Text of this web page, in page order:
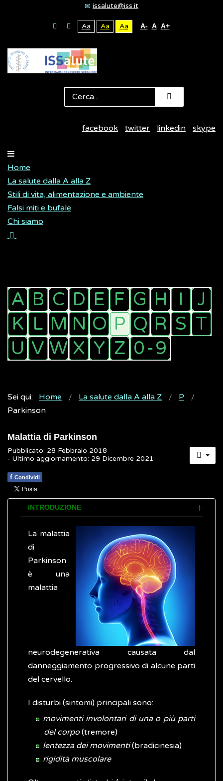
issalute@iss.it
Aa Aa Aa A- A A+
facebook twitter linkedin skype
Home
La salute dalla A alla Z
Stili di vita, alimentazione e ambiente
Falsi miti e bufale
Chi siamo
Sei qui: Home La salute dalla A alla Z
P
Parkinson
Malattia di Parkinson
Pubblicato: 28 Febbraio 2018
- Ultimo aggiornamento: 29 Dicembre 2021
f Condividi
INTRODUZIONE
La malattia
di
Parkinson
è una
malattia
neurodegenerativa causata dal
danneggiamento progressivo di alcune parti
del cervello.
I disturbi (sintomi) principali sono:
movimenti involontari di una o più parti
del corpo(tremore)
lentezza dei movimenti(bradicinesia)
rigidità muscolare